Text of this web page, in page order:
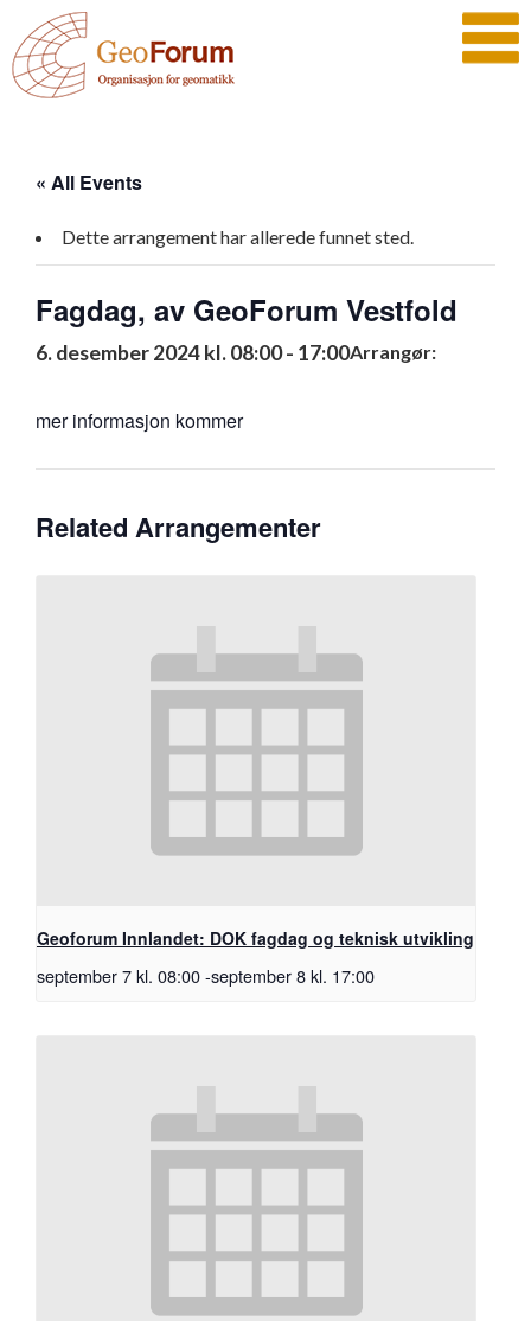
« All Events
Dette arrangement har allerede funnet sted.
Fagdag, av GeoForum Vestfold
6. desember 2024 kl. 08:00- 17:00Arrangør:
mer informasjon kommer
Related Arrangementer
Geoforum Innlandet: DOK fagdag og teknisk utvikling
september 7 kl. 08:00-september 8 kl. 17:00